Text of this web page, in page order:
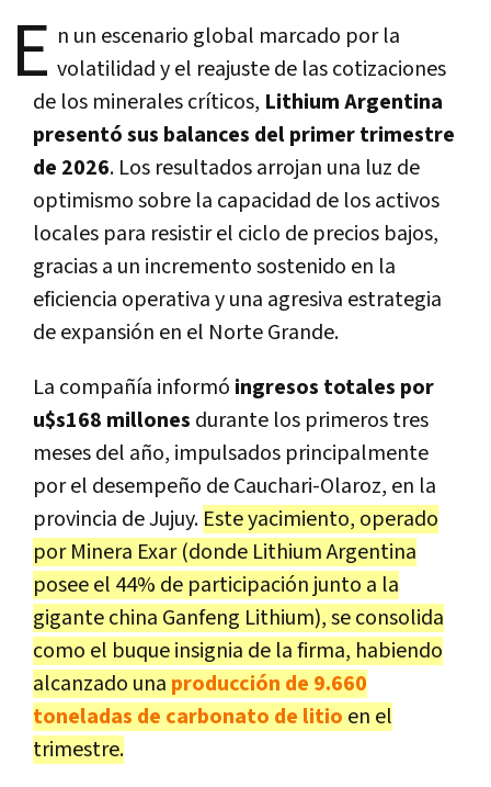
E n un escenario global marcado por la
volatilidad y el reajuste de las cotizaciones
de los minerales críticos, Lithium Argentina
presentó sus balances del primer trimestre
de 2026. Los resultados arrojan una luz de
optimismo sobre la capacidad de los activos
locales para resistir el ciclo de precios bajos,
gracias a un incremento sostenido en la
eficiencia operativa y una agresiva estrategia
de expansión en el Norte Grande.
La compañía informó ingresos totales por
u$s168 millones durante los primeros tres
meses del año, impulsados principalmente
por el desempeño de Cauchari-Olaroz, en la
provincia de Jujuy. Este yacimiento, operado
por Minera Exar (donde Lithium Argentina
posee el 44% de participación junto a la
gigante china Ganfeng Lithium), se consolida
como el buque insignia de la firma, habiendo
alcanzado una producción de 9.660
toneladas de carbonato de litio en el
trimestre.